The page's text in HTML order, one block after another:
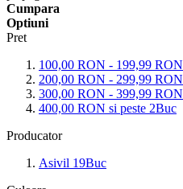
Cumpara
Optiuni
Pret
100,00 RON - 199,99 RON
200,00 RON - 299,99 RON
300,00 RON - 399,99 RON
400,00 RON si peste 2Buc
Producator
Asivil 19Buc